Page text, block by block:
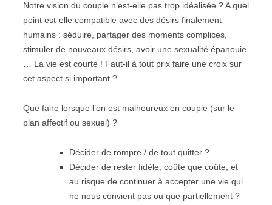
Notre vision du couple n’est-elle pas trop idéalisée ? A quel
point est-elle compatible avec des désirs finalement
humains : séduire, partager des moments complices,
stimuler de nouveaux désirs, avoir une sexualité épanouie
… La vie est courte ! Faut-il à tout prix faire une croix sur
cet aspect si important ?
Que faire lorsque l’on est malheureux en couple (sur le
plan affectif ou sexuel) ?
Décider de rompre / de tout quitter ?
Décider de rester fidèle, coûte que coûte, et
au risque de continuer à accepter une vie qui
ne nous convient pas ou que partiellement ?